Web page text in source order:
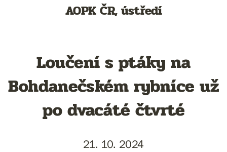
AOPK ČR, ústředí
Loučení s ptáky na
Bohdanečském rybníce už
po dvacáté čtvrté
21. 10. 2024